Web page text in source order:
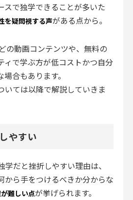
スで独学できることが多いた
を疑問視する声がある点から。
の動画コンテンツや、無料の
ィで学ぶ方が低コストかつ自分
合もあります。
いては以降で解説していきま
やすい
だと挫折しやすい理由は、
から手をつけるべきか分からな
難しい点が挙げられます。